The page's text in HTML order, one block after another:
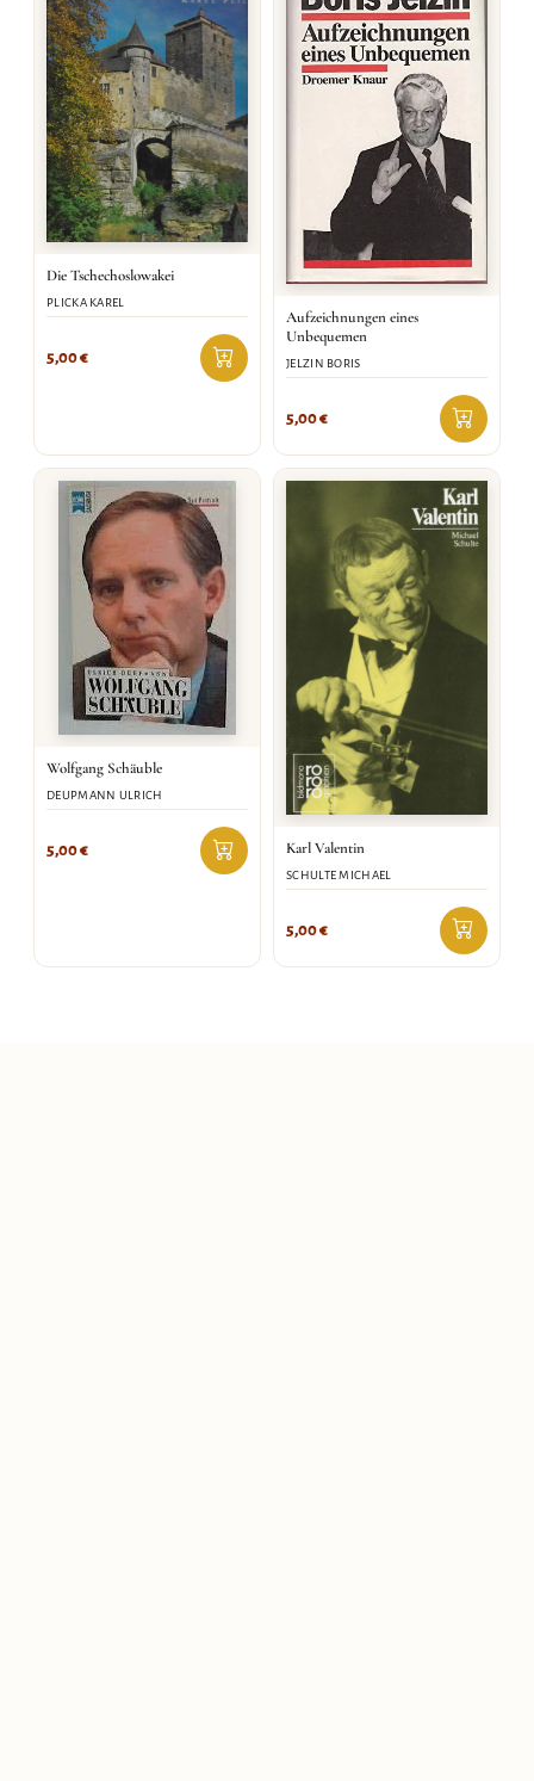
Die Tschechoslowakei
PLICKA KAREL
5,00€
Aufzeichnungen eines
Unbequemen
JELZIN BORIS
5,00€
Wolfgang Schäuble
DEUPMANN ULRICH
5,00€ Karl Valentin
SCHULTE MICHAEL
5,00€